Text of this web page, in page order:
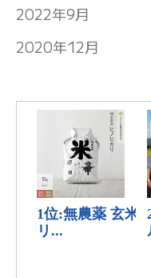
2022年9月
2020年12月